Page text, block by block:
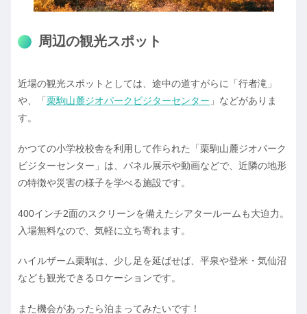
周辺の観光スポット
近場の観光スポットとしては、途中の道すがらに「行者滝」
や、「 栗駒山麓ジオパークビジターセンター 」などがありま
す。
かつての小学校校舎を利用して作られた「栗駒山麓ジオパーク
ビジターセンター」は、パネル展示や動画などで、近隣の地形
の特徴や災害の様子を学べる施設です。
400インチ2面のスクリーンを備えたシアタールームも大迫力。
入場無料なので、気軽に立ち寄れます。
ハイルザーム栗駒は、少し足を延ばせば、平泉や登米・気仙沼
なども観光できるロケーションです。
また機会があったら泊まってみたいです！